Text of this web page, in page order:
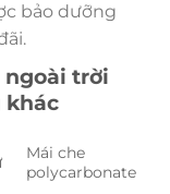
bảo dưỡng
ngoài trời
khác
Mái che
polycarbonate